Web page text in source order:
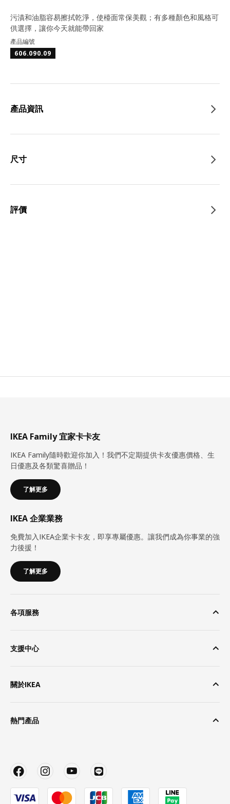
污漬和油脂容易擦拭乾淨，使檯面常保美觀；有多種顏色和風格可
供選擇，讓你今天就能帶回家
產品編號
606.090.09
產品資訊
尺寸
評價
IKEA Family 宜家卡卡友
IKEA Family隨時歡迎你加入！我們不定期提供卡友優惠價格、生
日優惠及各類驚喜贈品！
了解更多
IKEA 企業業務
免費加入IKEA企業卡卡友，即享專屬優惠。讓我們成為你事業的強
力後援！
了解更多
各項服務
支援中心
關於IKEA
熱門產品